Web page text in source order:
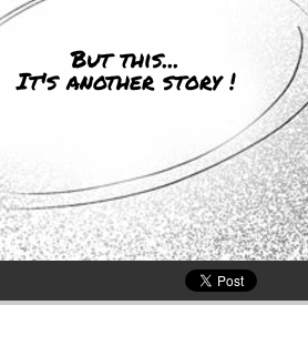
But this...
It's another story !